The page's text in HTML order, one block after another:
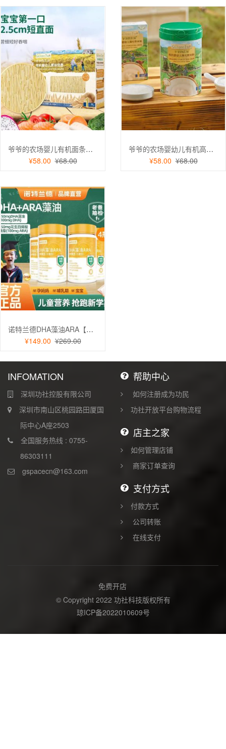
爷爷的农场婴儿有机面条辅食营养星星面婴幼儿无添加短面粒粒碎碎面
¥58.00 ¥68.00
爷爷的农场婴幼儿有机高铁钙维C米粉宝宝辅食婴儿营养米糊225g
¥58.00 ¥68.00
诺特兰德DHA藻油ARA【老爸抽检】儿童学生孕妇幼儿孕期哺乳期250mgDHA眼脑藻油营养4瓶
¥149.00 ¥269.00
INFOMATION
深圳功社控股有限公司
深圳市南山区桃园路田厦国
际中心A座2503
全国服务热线 : 0755-
86303111
gspacecn@163.com
帮助中心
如何注册成为功民
功社开放平台购物流程
店主之家
如何管理店铺
商家订单查询
支付方式
付款方式
公司转账
在线支付
免费开店
© Copyright 2022 功社科技版权所有
琼ICP备2022010609号